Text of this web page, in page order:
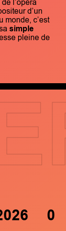
d’un
monde, c’est
simple
pleine de